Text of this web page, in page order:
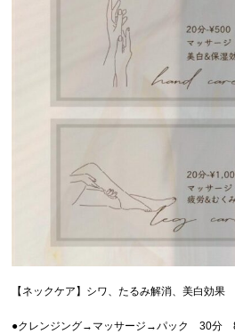
【ネックケア】シワ、たるみ解消、美白効果
●クレンジング→マッサージ→パック 30分